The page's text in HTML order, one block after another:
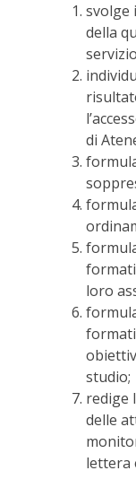
svolge
della
di
loro
studio;
redige
delle
lettera